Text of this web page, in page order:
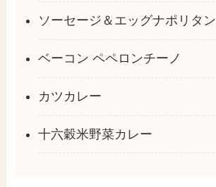
ソーセージ＆エッグナポリタン
ベーコン ペペロンチーノ
カツカレー
十六穀米野菜カレー